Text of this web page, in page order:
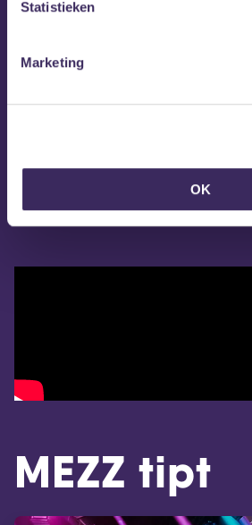
Statistieken
Marketing
OK
MEZZ tipt